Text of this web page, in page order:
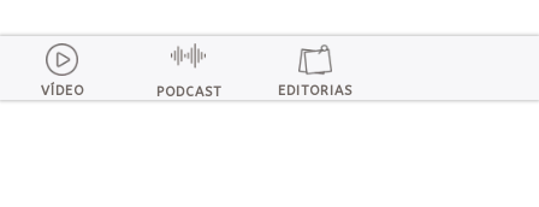
VÍDEO PODCAST EDITORIAS